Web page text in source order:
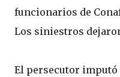
funcionarios de
Los siniestros
El persecutor imputó